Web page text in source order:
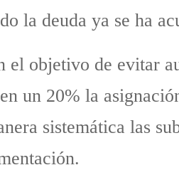
la deuda ya se ha
el objetivo de evitar
un 20% la
sistemática las